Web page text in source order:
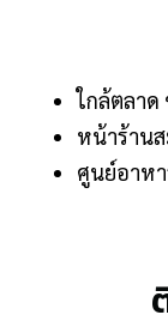
ใกล้ตลา
หน้าร้าน
ศูนย์อาห